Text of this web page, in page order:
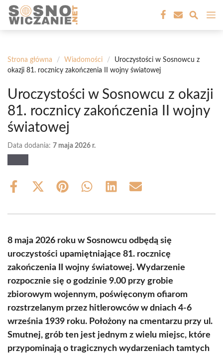
Przejdź
treści
Strona główna / Wiadomości /
Uroczystości w Sosnowcu z
okazji 81. rocznicy zakończenia II wojny światowej
Uroczystości w Sosnowcu z okazji
81. rocznicy zakończenia II wojny
światowej
Data dodania: 7 maja 2026 r.
Share
Share
(Twitter)
Share Share Share Share
8 maja 2026 roku w Sosnowcu odbędą się
uroczystości upamiętniające 81. rocznicę
zakończenia II wojny światowej. Wydarzenie
rozpocznie się o godzinie 9.00 przy grobie
zbiorowym wojennym, poświęconym ofiarom
rozstrzelanym przez hitlerowców w dniach 4-6
września 1939 roku. Położony na cmentarzu przy ul.
Smutnej, grób ten jest jednym z wielu miejsc, które
przypominają o tragicznych wydarzeniach tamtych